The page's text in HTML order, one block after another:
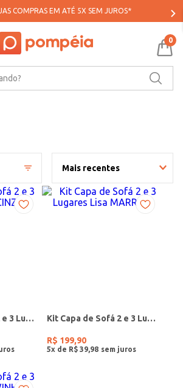
COMPRAS EM ATÉ 5X SEM JUROS*
0
Mais recentes
Kit Capa de Sofá 2 e 3 Lugares Lisa CINZA Kit Capa de Sofá 2 e 3 Lugares Lisa MARROM
R$ 199,90
5x de R$ 39 98